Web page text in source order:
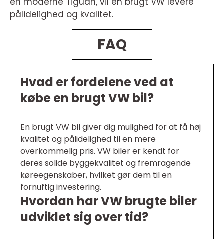
pålidelighed og kvalitet.
FAQ
Hvad er fordelene ved at
købe en brugt VW bil?
En brugt VW bil giver dig mulighed for at få høj
kvalitet og pålidelighed til en mere
overkommelig pris. VW biler er kendt for
deres solide byggekvalitet og fremragende
køreegenskaber, hvilket gør dem til en
fornuftig investering.
Hvordan har VW brugte biler
udviklet sig over tid?